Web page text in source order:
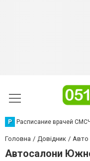
Р Расписание врачей
Головна Довідник Авто
Автосалони